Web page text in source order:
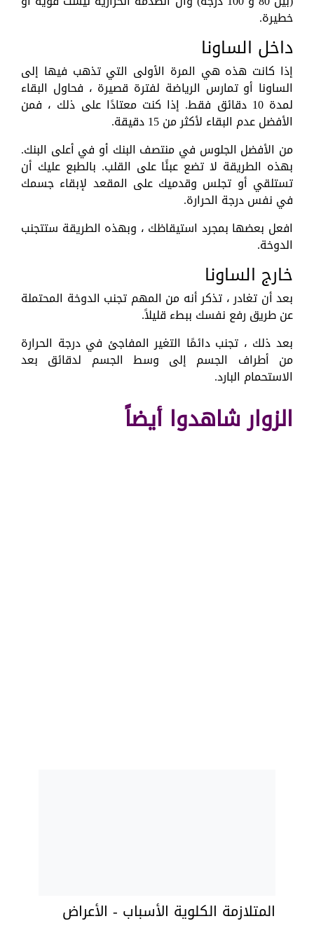
خطيرة.
داخل الساونا
إذا كانت هذه هي المرة الأولى التي تذهب فيها إلى
الساونا أو تمارس الرياضة لفترة قصيرة ، فحاول البقاء
لمدة 10 دقائق فقط. إذا كنت معتادًا على ذلك ، فمن
الأفضل عدم البقاء لأكثر من 15 دقيقة.
من الأفضل الجلوس في منتصف البنك أو في أعلى البنك.
بهذه الطريقة لا تضع عبئًا على القلب. بالطبع عليك أن
تستلقي أو تجلس وقدميك على المقعد لإبقاء جسمك
في نفس درجة الحرارة.
افعل بعضها بمجرد استيقاظك ، وبهذه الطريقة ستتجنب
الدوخة.
خارج الساونا
بعد أن تغادر ، تذكر أنه من المهم تجنب الدوخة المحتملة
عن طريق رفع نفسك ببطء قليلاً.
بعد ذلك ، تجنب دائمًا التغير المفاجئ في درجة الحرارة
من أطراف الجسم إلى وسط الجسم لدقائق بعد
الاستحمام البارد.
الزوار شاهدوا أيضاً
المتلازمة الكلوية الأسباب - الأعراض